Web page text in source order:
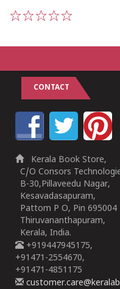
CONTACT
Kerala Book Store,
C/O Consors
B-30,Pillaveedu Nagar,
Kesavadasapuram,
Pattom P O, Pin 695004
Thiruvananthapuram,
Kerala, India.
+919447945175,
+91471-2554670,
+91471-4851175